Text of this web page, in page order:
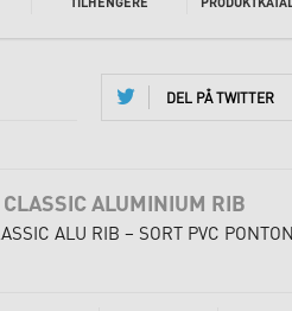
DEL PÅ TWITTER
ALUMINIUM RIB
ALU RIB – SORT PVC